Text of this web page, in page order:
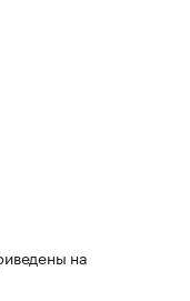
на